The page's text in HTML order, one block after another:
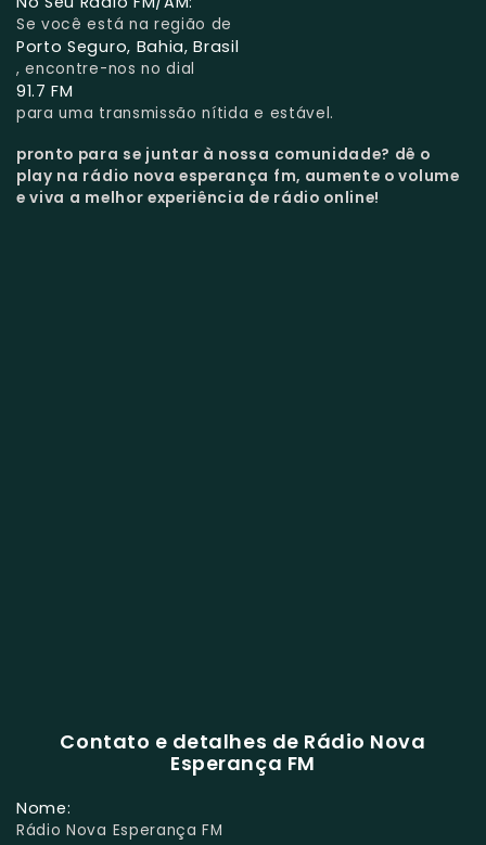
Se você está na região de
Porto Seguro, Bahia, Brasil
, encontre-nos no dial
91.7 FM
para uma transmissão nítida e estável.
pronto para se juntar à nossa comunidade? dê o
play na rádio nova esperança fm, aumente o volume
e viva a melhor experiência de rádio online!
Contato e detalhes de Rádio Nova
Esperança FM
Nome:
Rádio Nova Esperança FM